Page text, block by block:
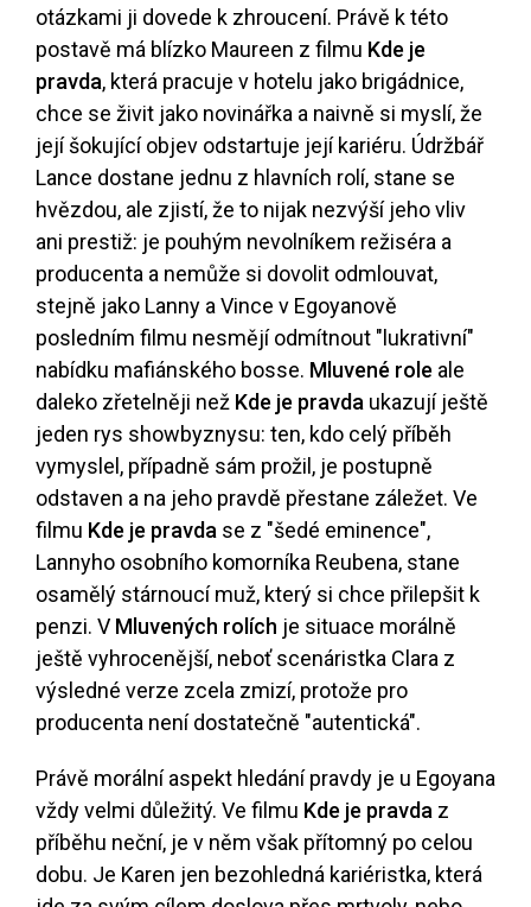
otázkami ji dovede k zhroucení. Právě k této
postavě má blízko Maureen z filmu Kde je
pravda, která pracuje v hotelu jako brigádnice,
chce se živit jako novinářka a naivně si myslí, že
její šokující objev odstartuje její kariéru. Údržbář
Lance dostane jednu z hlavních rolí, stane se
hvězdou, ale zjistí, že to nijak nezvýší jeho vliv
ani prestiž: je pouhým nevolníkem režiséra a
producenta a nemůže si dovolit odmlouvat,
stejně jako Lanny a Vince v Egoyanově
posledním filmu nesmějí odmítnout "lukrativní"
nabídku mafiánského bosse. Mluvené role ale
daleko zřetelněji než Kde je pravda ukazují ještě
jeden rys showbyznysu: ten, kdo celý příběh
vymyslel, případně sám prožil, je postupně
odstaven a na jeho pravdě přestane záležet. Ve
filmu Kde je pravda se z "šedé eminence",
Lannyho osobního komorníka Reubena, stane
osamělý stárnoucí muž, který si chce přilepšit k
penzi. V Mluvených rolích je situace morálně
ještě vyhrocenější, neboť scenáristka Clara z
výsledné verze zcela zmizí, protože pro
producenta není dostatečně "autentická".
Právě morální aspekt hledání pravdy je u Egoyana
vždy velmi důležitý. Ve filmu Kde je pravda z
příběhu neční, je v něm však přítomný po celou
dobu. Je Karen jen bezohledná kariéristka, která